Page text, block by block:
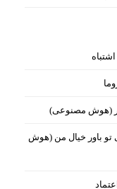
(هوش مصنوعی)
تو باور خیال من (هوش